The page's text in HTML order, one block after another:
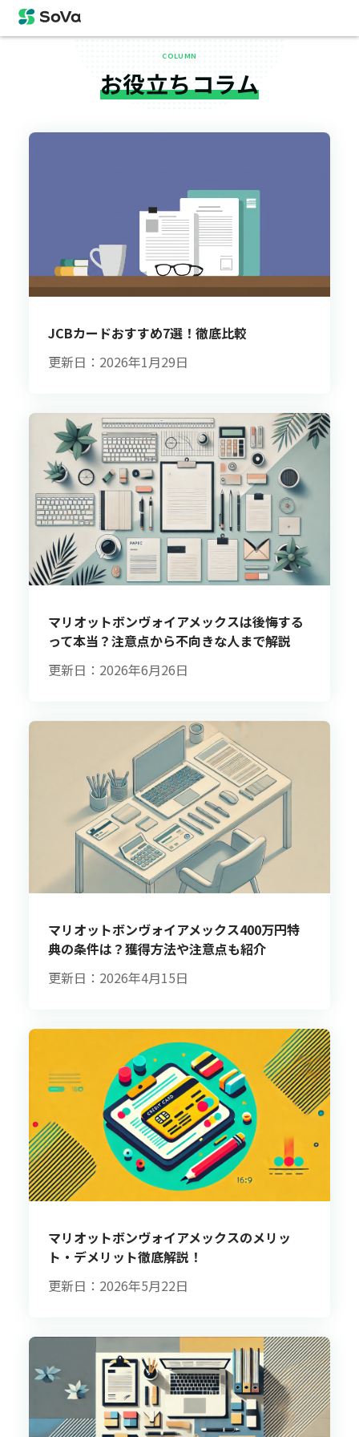
COLUMN
お役立ちコラム
JCBカードおすすめ7選！徹底比較
更新日：2026年1月29日
マリオットボンヴォイアメックスは後悔する
って本当？注意点から不向きな人まで解説
更新日：2026年6月26日
マリオットボンヴォイアメックス400万円特
典の条件は？獲得方法や注意点も紹介
更新日：2026年4月15日
マリオットボンヴォイアメックスのメリッ
ト・デメリット徹底解説！
更新日：2026年5月22日